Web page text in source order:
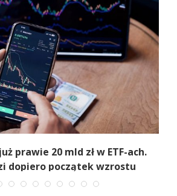
prawie 20 mld zł w ETF-ach.
dopiero początek wzrostu